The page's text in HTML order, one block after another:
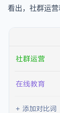
看出，社群运营